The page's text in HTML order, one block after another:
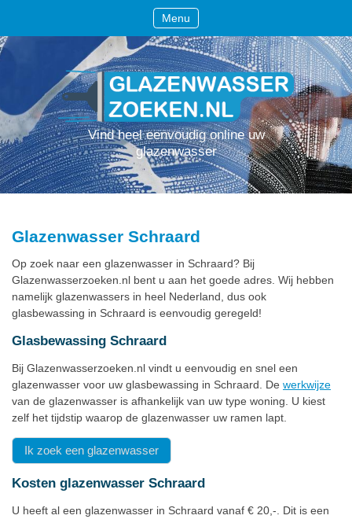
Menu
Vind heel eenvoudig online uw
glazenwasser
Glazenwasser Schraard
Op zoek naar een glazenwasser in Schraard? Bij
Glazenwasserzoeken.nl bent u aan het goede adres. Wij hebben
namelijk glazenwassers in heel Nederland, dus ook
glasbewassing in Schraard is eenvoudig geregeld!
Glasbewassing Schraard
Bij Glazenwasserzoeken.nl vindt u eenvoudig en snel een
glazenwasser voor uw glasbewassing in Schraard. De werkwijze
van de glazenwasser is afhankelijk van uw type woning. U kiest
zelf het tijdstip waarop de glazenwasser uw ramen lapt.
Ik zoek een glazenwasser
Kosten glazenwasser Schraard
U heeft al een glazenwasser in Schraard vanaf € 20,-. Dit is een